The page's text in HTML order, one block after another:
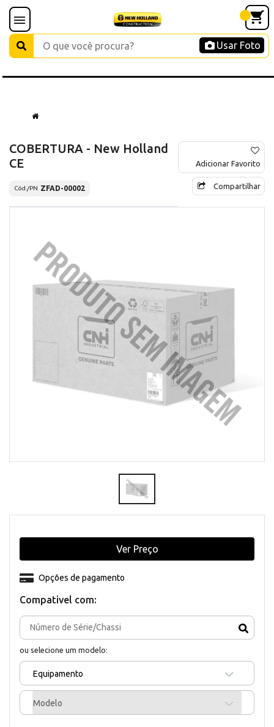
Usar Foto
COBERTURA - New Holland
CE
Cód./PN ZFAD-00002
Adicionar Favorito
Compartilhar
Compativel com:
ou selecione um modelo:
Equipamento
Modelo
Opções de pagamento
Ver Preço